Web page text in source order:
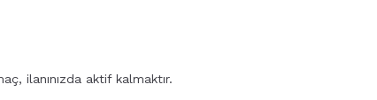
ilanınızda aktif kalmaktır.